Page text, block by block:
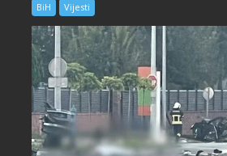
BiH Vijesti